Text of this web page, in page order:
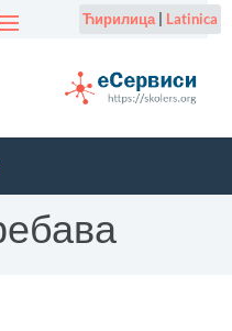
Ћирилица| Latinica